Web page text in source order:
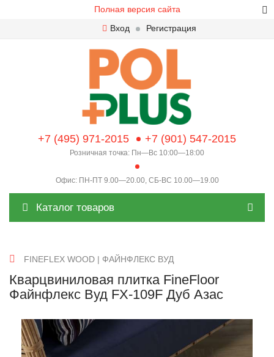
Полная версия сайта
Вход
Регистрация
+7 (495) 971-2015 +7 (901) 547-2015
Розничная точка: Пн—Вс 10:00—18:00
Офис: ПН-ПТ 9.00—20.00, СБ-ВС 10.00—19.00
Каталог товаров
FINEFLEX WOOD | ФАЙНФЛЕКС ВУД
Кварцвиниловая плитка FineFloor
Файнфлекс Вуд FX-109F Дуб Азас